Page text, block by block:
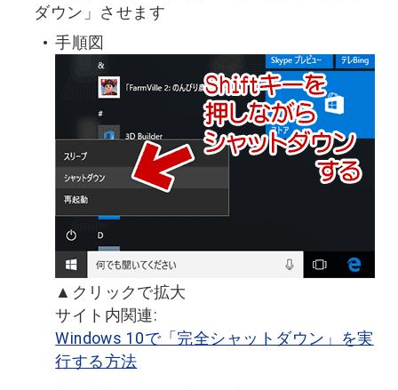
ダウン」させます
手順図
▲クリックで拡大
サイト内関連:
Windows 10で「完全シャットダウン」を実
行する方法